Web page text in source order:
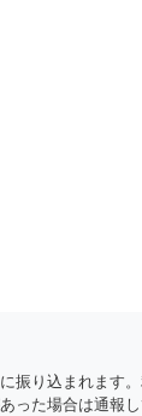
振り込まれます
った場合は通報し